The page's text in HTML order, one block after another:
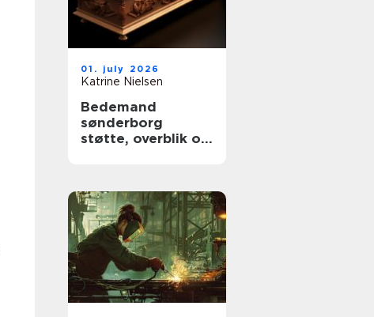
01. july 2026
Katrine Nielsen
Bedemand
sønderborg
støtte, overblik og